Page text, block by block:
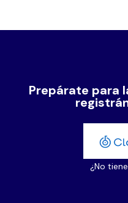
Prepárate para
¿No